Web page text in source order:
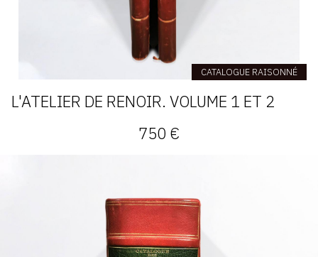
CATALOGUE RAISONNÉ
L'ATELIER DE RENOIR. VOLUME 1 ET 2
750 €